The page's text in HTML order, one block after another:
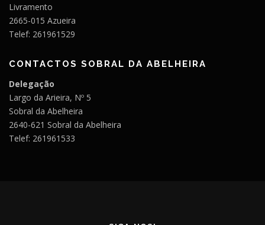
Livramento
2665-015 Azueira
Telef: 261961529
CONTACTOS SOBRAL DA ABELHEIRA
Delegação
Largo da Arieira, Nº 5
Sobral da Abelheira
2640-621 Sobral da Abelheira
Telef: 261961533